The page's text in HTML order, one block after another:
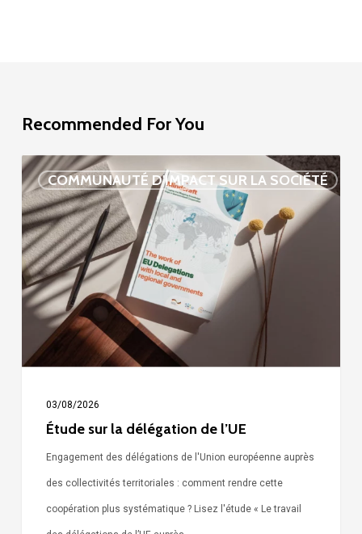
Recommended For You
COMMUNAUTÉ D'IMPACT SUR LA SOCIÉTÉ
Étude
sur
la
délégation
de
l’UE
03/08/2026
Étude sur la délégation de l’UE
Engagement des délégations de l'Union européenne auprès
des collectivités territoriales : comment rendre cette
coopération plus systématique ? Lisez l'étude « Le travail